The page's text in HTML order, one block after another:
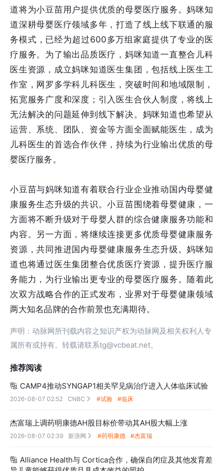
道将为小豆苗用户提供优质的母婴医疗服务。妈咪知
道深耕母婴医疗领域多年，打造了线上线下联通的服
务模式，已经为超过600多万组家庭提供了专业的医
疗服务。为了输出品质医疗，妈咪知道一直整合儿科
医生资源，成立妈咪知道医生集团，包括线上医生工
作室，网罗多学科儿科医生，突破时间和地域限制，
拓宽服务广度和深度；引入医生合伙人制度，将线上
无法解决的问题延伸到线下解决。妈咪知道也希望从
运营、系统、团队、资金等方面全面赋能医生，成为
儿科医生的首选合作伙伴，持续为行业输出优质的母
婴医疗服务。
小豆苗与妈咪知道有着联合行业企业推动国内母婴健
康服务生态升级的共识。小豆苗围绕着母婴健康，一
方面将不断升级对于母婴人群的综合健康服务功能和
内容。另一方面，将继续连接更多优质母婴健康服务
资源，共同推进国内母婴健康服务生态升级。妈咪知
道也将通过医生集团整合优质医疗资源，提升医疗服
务能力，为行业输出更专业的母婴医疗服务。随着此
次双方战略合作的正式发布，业界对于母婴健康领域
两大知名品牌的合作前景也充满期待。
声明：动脉网所刊载内容之知识产权为动脉网及相关权利人专
属所有或持有。转载请联系tg@vcbeat.net。
推荐阅读
 CAMP4推动SYNGAP1相关罕见病治疗进入人体临床试验
2026-08-07 02:52 CNBC  #试验 #临床
杰富瑞上调药明康德AH股目标价带动其AH股大幅上涨
2026-08-07 02:39 新浪网  #药明康德 #杰富瑞
 Alliance Health与 Cortica合作，确保自闭症及其他发育差